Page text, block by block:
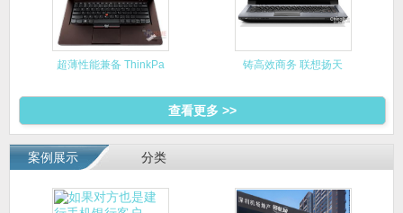
超薄性能兼备 ThinkPa 铸高效商务 联想扬天
查看更多 >>
案例展示 分类